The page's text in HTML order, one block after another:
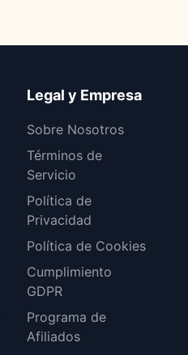
Legal y Empresa
Sobre Nosotros
Términos de
Servicio
Política de
Privacidad
Política de Cookies
Cumplimiento
GDPR
Programa de
Afiliados